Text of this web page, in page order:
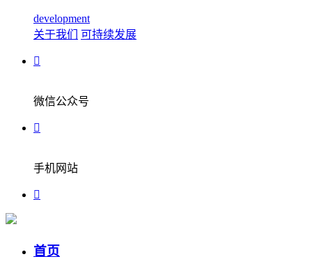
development
关于我们
可持续发展
微信公众号
手机网站
首页